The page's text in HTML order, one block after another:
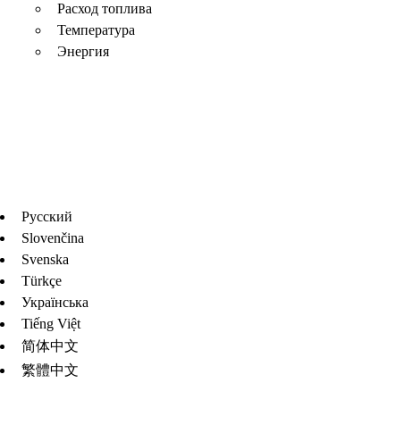
Расход топлива
Температура
Энергия
Русский
Slovenčina
Svenska
Türkçe
Украïнська
Tiếng Việt
简体中文
繁體中文